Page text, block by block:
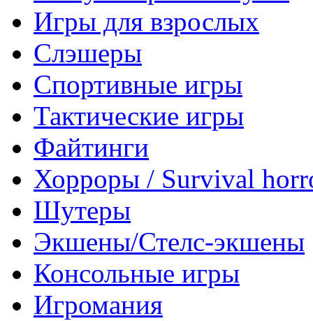
Игры для взрослых
Слэшеры
Спортивные игры
Тактические игры
Файтинги
Хорроры / Survival
Шутеры
Экшены/Стелс-экшены
Консольные игры
Игромания